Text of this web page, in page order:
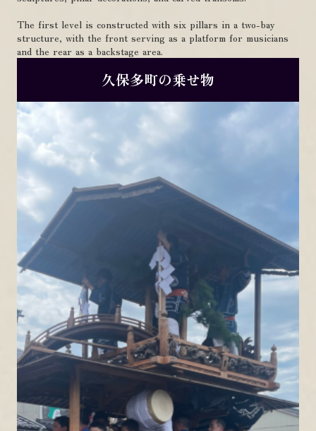
The first level is constructed with six pillars in a two-bay
structure, with the front serving as a platform for musicians
and the rear as a backstage area.
久保多町の乗せ物